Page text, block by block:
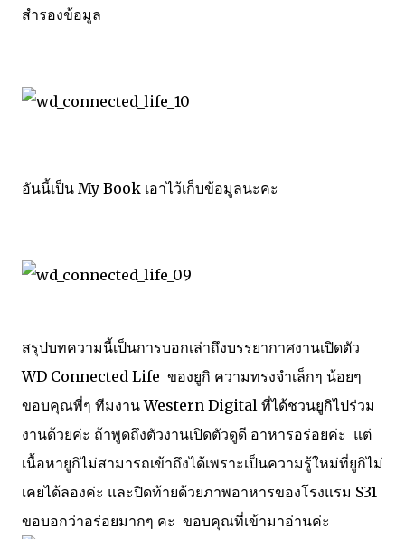
สำรองข้อมูล
อันนี้เป็น My Book เอาไว้เก็บข้อมูลนะคะ
สรุปบทความนี้เป็นการบอกเล่าถึงบรรยากาศงานเปิดตัว
WD Connected Life ของยูกิ ความทรงจำเล็กๆ น้อยๆ
ขอบคุณพี่ๆ ทีมงาน Western Digital ที่ได้ชวนยูกิไปร่วม
งานด้วยค่ะ ถ้าพูดถึงตัวงานเปิดตัวดูดี อาหารอร่อยค่ะ แต่
เนื้อหายูกิไม่สามารถเข้าถึงได้เพราะเป็นความรู้ใหม่ที่ยูกิไม่
เคยได้ลองค่ะ และปิดท้ายด้วยภาพอาหารของโรงแรม S31
ขอบอกว่าอร่อยมากๆ คะ ขอบคุณที่เข้ามาอ่านค่ะ